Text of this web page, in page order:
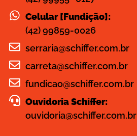
Celular [Fundição]:
(42) 99859-0026
serraria@schiffer.com.br
carreta@schiffer.com.br
fundicao@schiffer.com.br
Ouvidoria Schiffer:
ouvidoria@schiffer.com.br